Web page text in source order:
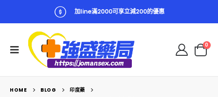
加line滿2000可享立減200的優惠
0
HOME BLOG
印度藥